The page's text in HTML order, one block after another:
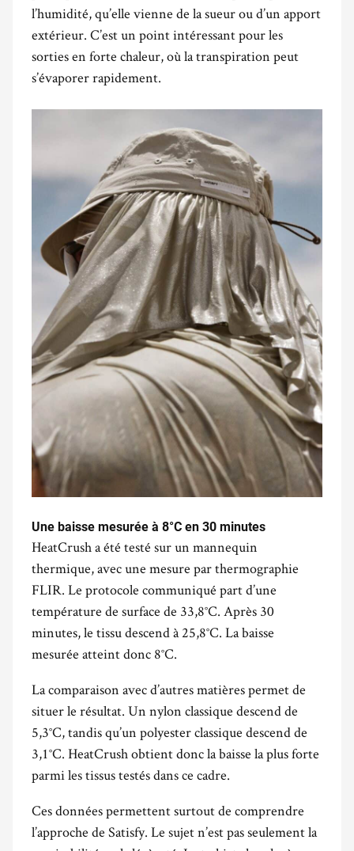
l’humidité, qu’elle vienne de la sueur ou d’un apport
extérieur. C’est un point intéressant pour les
sorties en forte chaleur, où la transpiration peut
s’évaporer rapidement.
Une baisse mesurée à 8°C en 30 minutes
HeatCrush a été testé sur un mannequin
thermique, avec une mesure par thermographie
FLIR. Le protocole communiqué part d’une
température de surface de 33,8°C. Après 30
minutes, le tissu descend à 25,8°C. La baisse
mesurée atteint donc 8°C.
La comparaison avec d’autres matières permet de
situer le résultat. Un nylon classique descend de
5,3°C, tandis qu’un polyester classique descend de
3,1°C. HeatCrush obtient donc la baisse la plus forte
parmi les tissus testés dans ce cadre.
Ces données permettent surtout de comprendre
l’approche de Satisfy. Le sujet n’est pas seulement la